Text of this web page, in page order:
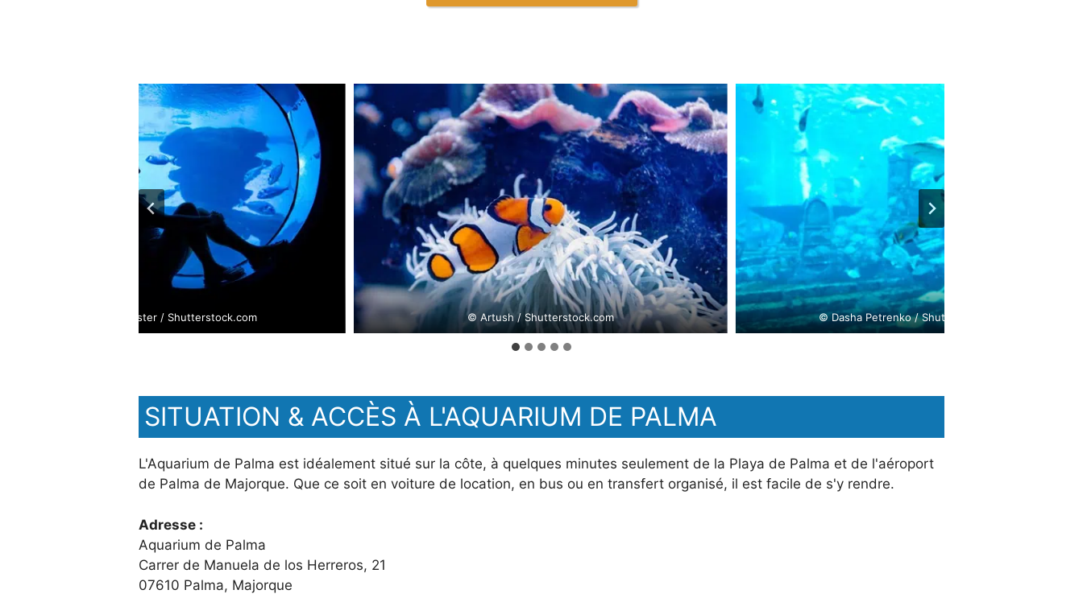
© Freedom Master / Shutterstock.com © Artush / Shutterstock.com © Dasha Petrenko / Shutterstock.com
SITUATION & ACCÈS À L'AQUARIUM DE PALMA
L'Aquarium de Palma est idéalement situé sur la côte, à quelques minutes seulement de la Playa de Palma et de l'aéroport
de Palma de Majorque. Que ce soit en voiture de location, en bus ou en transfert organisé, il est facile de s'y rendre.
Adresse :
Aquarium de Palma
Carrer de Manuela de los Herreros, 21
07610 Palma, Majorque